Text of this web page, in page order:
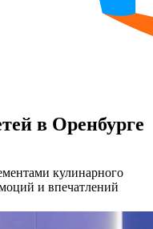
в Оренбурге
кулинарного
и впечатлений